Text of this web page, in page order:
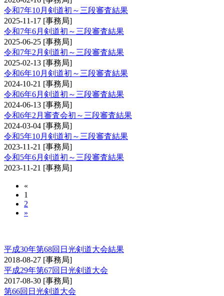
令和7年10月剣道初～三段審査結果
2025-11-17 [事務局]
令和7年6月剣道初～三段審査結果
2025-06-25 [事務局]
令和7年2月剣道初～三段審査結果
2025-02-13 [事務局]
令和6年10月剣道初～三段審査結果
2024-10-21 [事務局]
令和6年6月剣道初～三段審査結果
2024-06-13 [事務局]
令和6年2月審査会初～三段審査結果
2024-03-04 [事務局]
令和5年10月剣道初～三段審査結果
2023-11-21 [事務局]
令和5年6月剣道初～三段審査結果
2023-11-21 [事務局]
«
1
2
»
平成30年第68回日光剣道大会結果
2018-08-27 [事務局]
平成29年第67回日光剣道大会
2017-08-30 [事務局]
第66回日光剣道大会